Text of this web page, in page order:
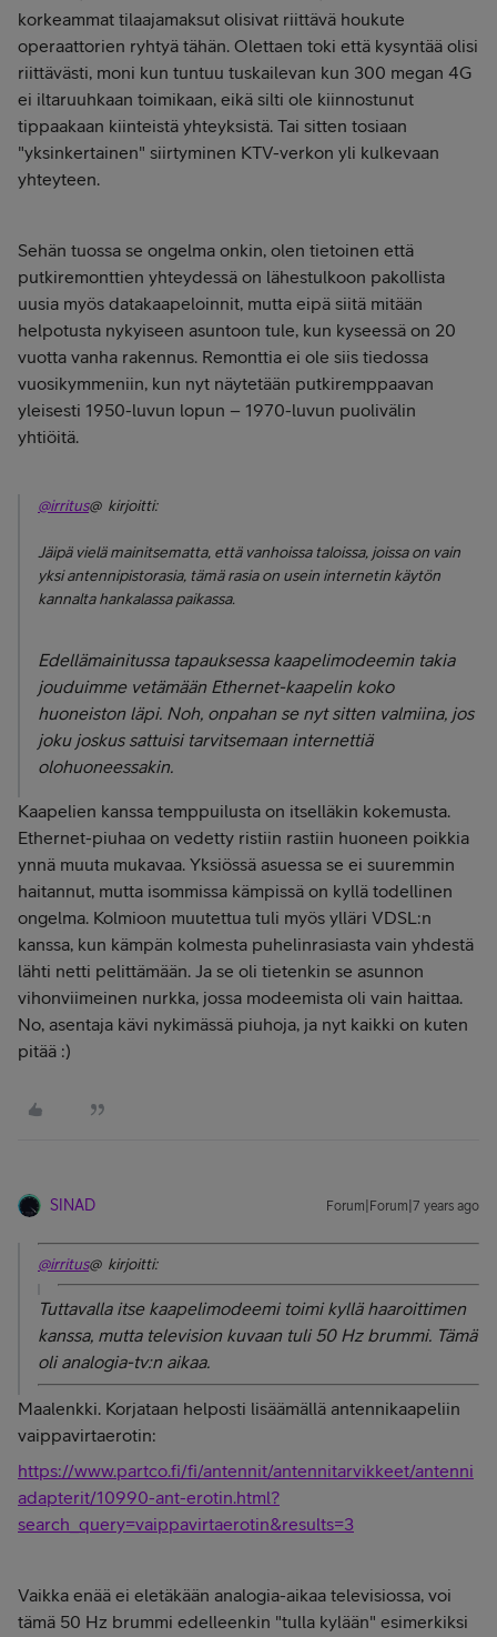
korkeammat tilaajamaksut olisivat riittävä houkute
operaattorien ryhtyä tähän. Olettaen toki että kysyntää olisi
riittävästi, moni kun tuntuu tuskailevan kun 300 megan 4G
ei iltaruuhkaan toimikaan, eikä silti ole kiinnostunut
tippaakaan kiinteistä yhteyksistä. Tai sitten tosiaan
"yksinkertainen" siirtyminen KTV-verkon yli kulkevaan
yhteyteen.
Sehän tuossa se ongelma onkin, olen tietoinen että
putkiremonttien yhteydessä on lähestulkoon pakollista
uusia myös datakaapeloinnit, mutta eipä siitä mitään
helpotusta nykyiseen asuntoon tule, kun kyseessä on 20
vuotta vanha rakennus. Remonttia ei ole siis tiedossa
vuosikymmeniin, kun nyt näytetään putkiremppaavan
yleisesti 1950-luvun lopun – 1970-luvun puolivälin
yhtiöitä.
@irritus@ kirjoitti:
Jäipä vielä mainitsematta, että vanhoissa taloissa, joissa on vain
yksi antennipistorasia, tämä rasia on usein internetin käytön
kannalta hankalassa paikassa.
Edellämainitussa tapauksessa kaapelimodeemin takia
jouduimme vetämään Ethernet-kaapelin koko
huoneiston läpi. Noh, onpahan se nyt sitten valmiina, jos
joku joskus sattuisi tarvitsemaan internettiä
olohuoneessakin.
Kaapelien kanssa temppuilusta on itselläkin kokemusta.
Ethernet-piuhaa on vedetty ristiin rastiin huoneen poikkia
ynnä muuta mukavaa. Yksiössä asuessa se ei suuremmin
haitannut, mutta isommissa kämpissä on kyllä todellinen
ongelma. Kolmioon muutettua tuli myös ylläri VDSL:n
kanssa, kun kämpän kolmesta puhelinrasiasta vain yhdestä
lähti netti pelittämään. Ja se oli tietenkin se asunnon
vihonviimeinen nurkka, jossa modeemista oli vain haittaa.
No, asentaja kävi nykimässä piuhoja, ja nyt kaikki on kuten
pitää :)
SINAD Forum|Forum|7 years ago
@irritus@ kirjoitti:
Tuttavalla itse kaapelimodeemi toimi kyllä haaroittimen
kanssa, mutta television kuvaan tuli 50 Hz brummi. Tämä
oli analogia-tv:n aikaa.
Maalenkki. Korjataan helposti lisäämällä antennikaapeliin
vaippavirtaerotin:
https://www.partco.fi/fi/antennit/antennitarvikkeet/antenni
adapterit/10990-ant-erotin.html?
search_query=vaippavirtaerotin&results=3
Vaikka enää ei eletäkään analogia-aikaa televisiossa, voi
tämä 50 Hz brummi edelleenkin "tulla kylään" esimerkiksi